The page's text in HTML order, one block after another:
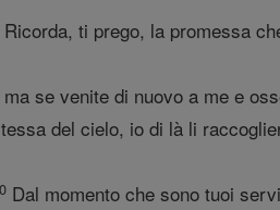
Ricorda, ti prego, la promessa
ma se venite di nuovo a me e
del cielo, io di là li
Dal momento che sono tuoi